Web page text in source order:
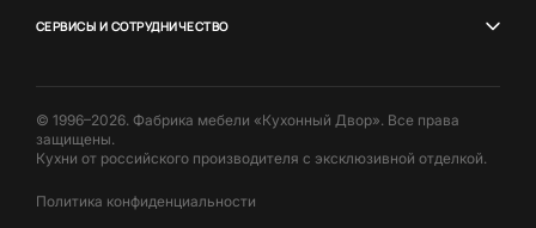
СЕРВИСЫ И СОТРУДНИЧЕСТВО
© 1996–2026. Фабрика мебели «Кухонный Двор». Все права
защищены.
Кухни от российского производителя с эксклюзивной отделкой.
Политика конфиденциальности